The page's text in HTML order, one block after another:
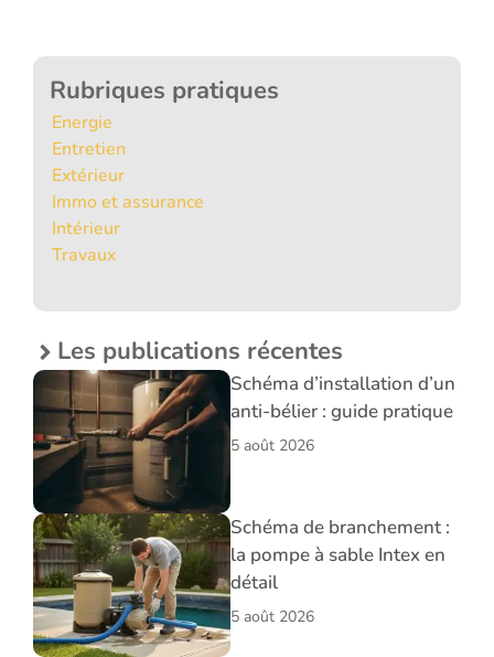
Rubriques pratiques
Energie
Entretien
Extérieur
Immo et assurance
Intérieur
Travaux
Les publications récentes
Schéma d’installation d’un
anti-bélier : guide pratique
5 août 2026
Schéma de branchement :
la pompe à sable Intex en
détail
5 août 2026